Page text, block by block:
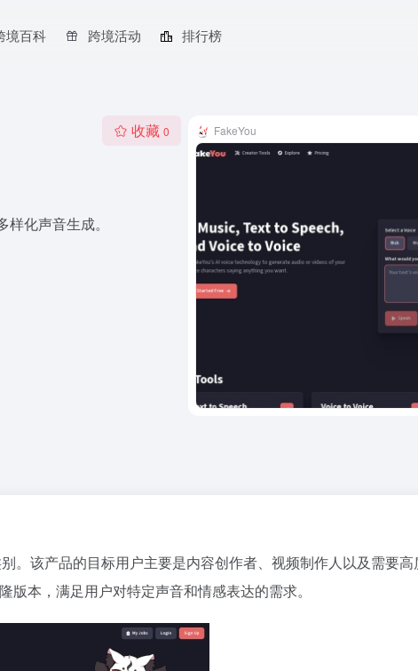
境百科 跨境活动 排行榜
收藏 0
化声音生成。
FakeYou
。该产品的目标用户主要是内容创作者、视频制作人以及需要
本，满足用户对特定声音和情感表达的需求。